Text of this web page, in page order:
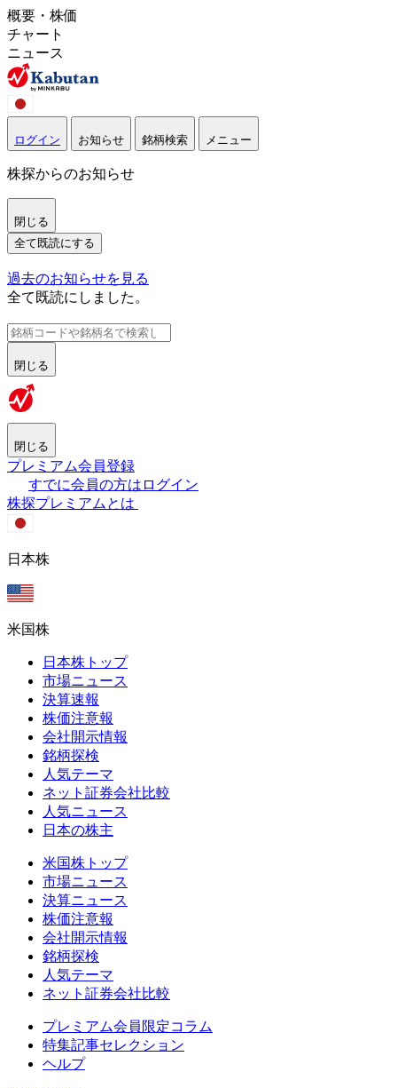
概要・株価
チャート
ニュース
ログイン お知らせ 銘柄検索 メニュー
株探からのお知らせ
閉じる
全て既読にする
過去のお知らせを見る
全て既読にしました。
閉じる
閉じる
プレミアム会員登録
すでに会員の方はログイン
株探プレミアムとは
日本株
米国株
日本株トップ
市場ニュース
決算速報
株価注意報
会社開示情報
銘柄探検
人気テーマ
ネット証券会社比較
人気ニュース
日本の株主
米国株トップ
市場ニュース
決算ニュース
株価注意報
会社開示情報
銘柄探検
人気テーマ
ネット証券会社比較
プレミアム会員限定コラム
特集記事セレクション
ヘルプ